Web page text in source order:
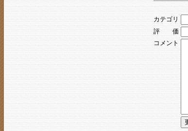
カテゴリ
評 価
コメント